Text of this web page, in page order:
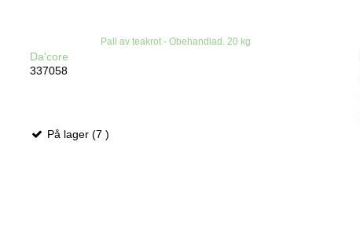
Pall av teakrot - Obehandlad. 20 kg
Da'core
337058
På lager (7 )